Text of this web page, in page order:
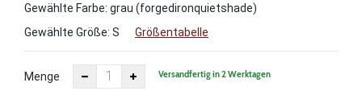
Gewählte Farbe: grau (forgedironquietshade)
Gewählte Größe: S Größentabelle
Menge Versandfertig in 2 Werktagen